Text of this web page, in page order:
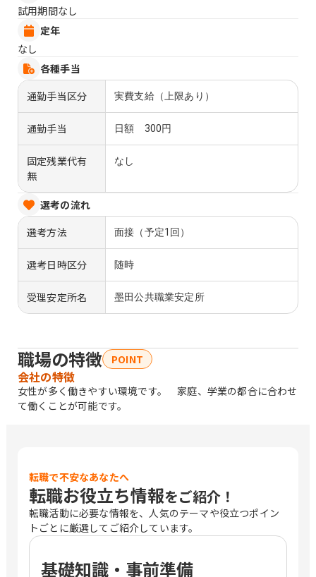
試用期間なし
定年
なし
各種手当
通勤手当区分
実費支給（上限あり）
通勤手当 日額 300円
固定残業代有
無
なし
選考の流れ
選考方法
面接（予定1回）
選考日時区分 随時
受理安定所名 墨田公共職業安定所
職場の特徴 POINT
会社の特徴
女性が多く働きやすい環境です。 家庭、学業の都合に合わせ
て働くことが可能です。
転職で不安なあなたへ
転職お役立ち情報をご紹介！
転職活動に必要な情報を、人気のテーマや役立つポイン
トごとに厳選してご紹介しています。
基礎知識・事前準備